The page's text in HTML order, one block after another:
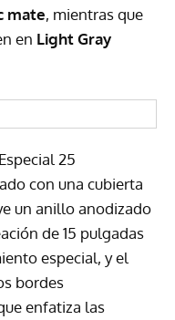
mate, mientras que
en Light Gray
25
con una cubierta
un anillo anodizado
de 15 pulgadas
especial, y el
bordes
enfatiza las